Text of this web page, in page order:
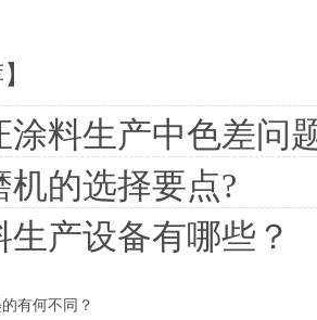
涂料生产中色差问
机的选择要点?
生产设备有哪些？
有何不同？​